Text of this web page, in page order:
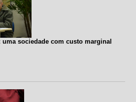
sociedade com custo marginal